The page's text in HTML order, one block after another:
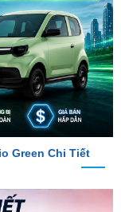
Green Chi Tiết